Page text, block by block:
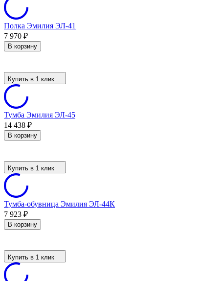
Полка Эмилия ЭЛ-41
7 970 ₽
В корзину
Купить в 1 клик
Тумба Эмилия ЭЛ-45
14 438 ₽
В корзину
Купить в 1 клик
Тумба-обувница Эмилия ЭЛ-44К
7 923 ₽
В корзину
Купить в 1 клик